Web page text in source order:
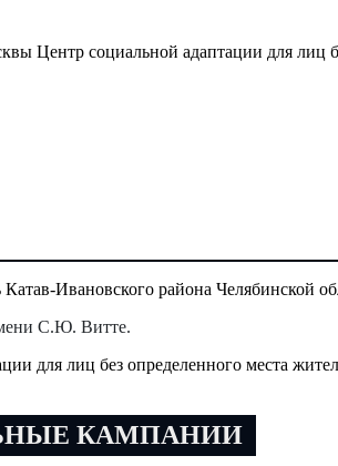
Центр социальной адаптации для
Ивановского района Челябинской
С.Ю. Витте.
для лиц без определенного места
КАМПАНИИ